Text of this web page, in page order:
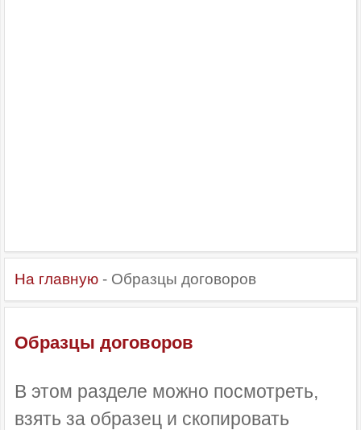
На главную - Образцы договоров
Образцы договоров
В этом разделе можно посмотреть,
взять за образец и скопировать